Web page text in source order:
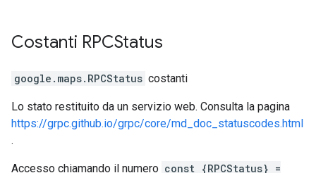
Costanti RPCStatus
google.maps. RPCStatus costanti
Lo stato restituito da un servizio web. Consulta la pagina
https://grpc.github.io/grpc/core/md_doc_statuscodes.html
.
Accesso chiamando il numero const {RPCStatus} =